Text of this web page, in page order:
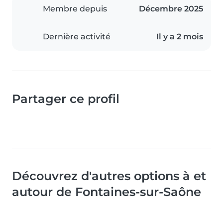
Membre depuis Décembre 2025
Dernière activité Il y a 2 mois
Partager ce profil
Découvrez d'autres options à et
autour de Fontaines-sur-Saône